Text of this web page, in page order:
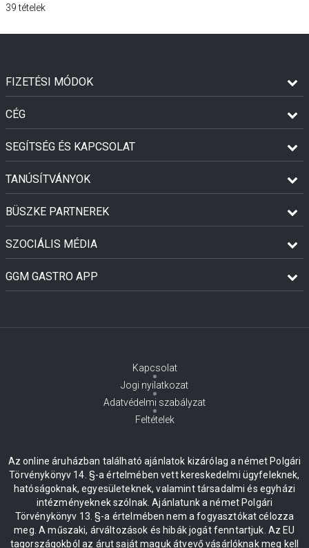
39 tételek
FIZETÉSI MÓDOK
CÉG
SEGÍTSÉG ÉS KAPCSOLAT
TANÚSÍTVÁNYOK
BÜSZKE PARTNEREK
SZOCIÁLIS MÉDIA
GGM GASTRO APP
Kapcsolat
Jogi nyilatkozat
Adatvédelmi szabályzat
Feltételek
Az online áruházban található ajánlatok kizárólag a német Polgári
Törvénykönyv 14. §-a értelmében vett kereskedelmi ügyfeleknek,
hatóságoknak, egyesületeknek, valamint társadalmi és egyházi
intézményeknek szólnak. Ajánlatunk a német Polgári
Törvénykönyv 13. §-a értelmében nem a fogyasztókat célozza
meg. A műszaki, árváltozások és hibák jogát fenntartjuk. Az EU
tagországokból az árut saját maguk átvevő vásárlóknak meg kell